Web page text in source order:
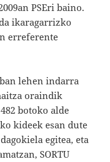
PSEri baino.
ikaragarrizko
erreferente
lehen indarra
oraindik
botoko alde
kideek esan dute
egitea, eta
SORTU